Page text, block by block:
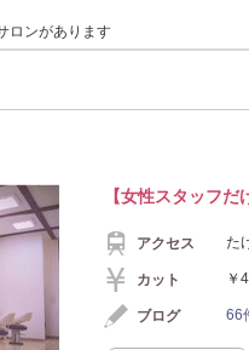
ロンがあります
【女性スタッフ
アクセス た
カット ￥
ブログ 66